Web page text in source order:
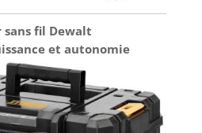
fil Dewalt
et autonomie